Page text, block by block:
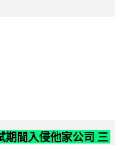
期間入侵他家公司 三